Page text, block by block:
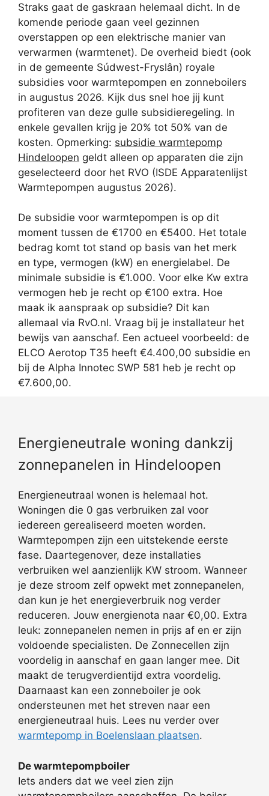
Straks gaat de gaskraan helemaal dicht. In de
komende periode gaan veel gezinnen
overstappen op een elektrische manier van
verwarmen (warmtenet). De overheid biedt (ook
in de gemeente Súdwest-Fryslân) royale
subsidies voor warmtepompen en zonneboilers
in augustus 2026. Kijk dus snel hoe jij kunt
profiteren van deze gulle subsidieregeling. In
enkele gevallen krijg je 20% tot 50% van de
kosten. Opmerking: subsidie warmtepomp
Hindeloopen geldt alleen op apparaten die zijn
geselecteerd door het RVO (ISDE Apparatenlijst
Warmtepompen augustus 2026).
De subsidie voor warmtepompen is op dit
moment tussen de €1700 en €5400. Het totale
bedrag komt tot stand op basis van het merk
en type, vermogen (kW) en energielabel. De
minimale subsidie is €1.000. Voor elke Kw extra
vermogen heb je recht op €100 extra. Hoe
maak ik aanspraak op subsidie? Dit kan
allemaal via RvO.nl. Vraag bij je installateur het
bewijs van aanschaf. Een actueel voorbeeld: de
ELCO Aerotop T35 heeft €4.400,00 subsidie en
bij de Alpha Innotec SWP 581 heb je recht op
€7.600,00.
Energieneutrale woning dankzij
zonnepanelen in Hindeloopen
Energieneutraal wonen is helemaal hot.
Woningen die 0 gas verbruiken zal voor
iedereen gerealiseerd moeten worden.
Warmtepompen zijn een uitstekende eerste
fase. Daartegenover, deze installaties
verbruiken wel aanzienlijk KW stroom. Wanneer
je deze stroom zelf opwekt met zonnepanelen,
dan kun je het energieverbruik nog verder
reduceren. Jouw energienota naar €0,00. Extra
leuk: zonnepanelen nemen in prijs af en er zijn
voldoende specialisten. De Zonnecellen zijn
voordelig in aanschaf en gaan langer mee. Dit
maakt de terugverdientijd extra voordelig.
Daarnaast kan een zonneboiler je ook
ondersteunen met het streven naar een
energieneutraal huis. Lees nu verder over
warmtepomp in Boelenslaan plaatsen.
De warmtepompboiler
Iets anders dat we veel zien zijn